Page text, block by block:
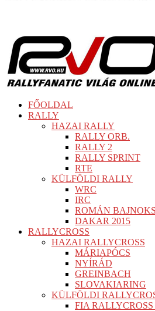
FŐOLDAL
RALLY
HAZAI RALLY
RALLY ORB.
RALLY 2
RALLY SPRINT
RTE
KÜLFÖLDI RALLY
WRC
IRC
ROMÁN
DAKAR 2015
RALLYCROSS
HAZAI RALLYCROSS
MÁRIAPÓCS
NYÍRÁD
GREINBACH
SLOVAKIARING
KÜLFÖLDI
FIA